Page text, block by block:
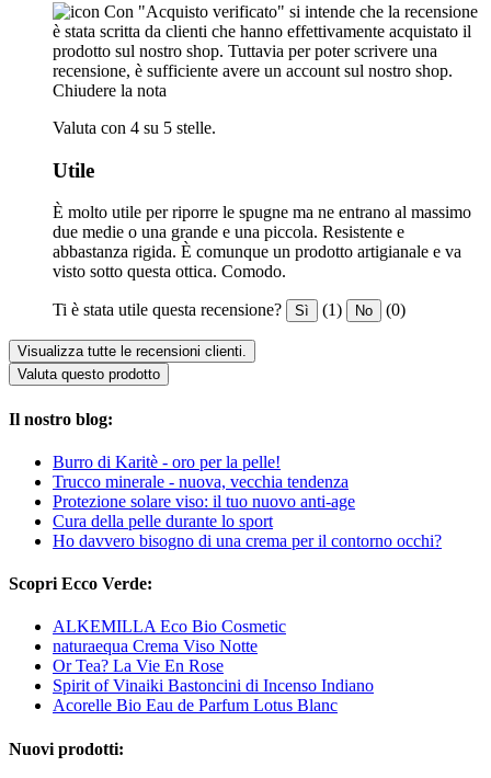
Con "Acquisto verificato" si intende che la recensione
è stata scritta da clienti che hanno effettivamente acquistato il
prodotto sul nostro shop. Tuttavia per poter scrivere una
recensione, è sufficiente avere un account sul nostro shop.
Chiudere la nota
Valuta con 4 su 5 stelle.
Utile
È molto utile per riporre le spugne ma ne entrano al massimo
due medie o una grande e una piccola. Resistente e
abbastanza rigida. È comunque un prodotto artigianale e va
visto sotto questa ottica. Comodo.
Ti è stata utile questa recensione? Sì (1) No (0)
Visualizza tutte le recensioni clienti.
Valuta questo prodotto
Il nostro blog:
Burro di Karitè - oro per la pelle!
Trucco minerale - nuova, vecchia tendenza
Protezione solare viso: il tuo nuovo anti-age
Cura della pelle durante lo sport
Ho davvero bisogno di una crema per il contorno occhi?
Scopri Ecco Verde:
ALKEMILLA Eco Bio Cosmetic
naturaequa Crema Viso Notte
Or Tea? La Vie En Rose
Spirit of Vinaiki Bastoncini di Incenso Indiano
Acorelle Bio Eau de Parfum Lotus Blanc
Nuovi prodotti: